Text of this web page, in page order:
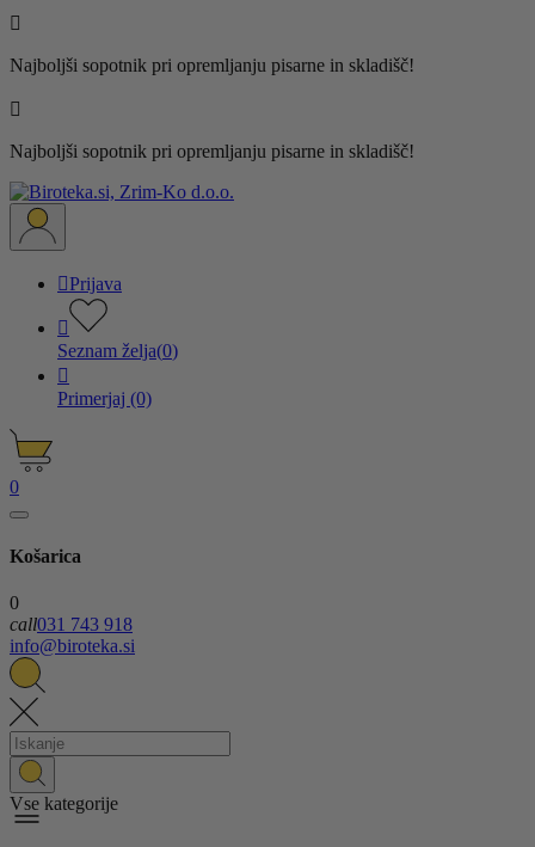

Najboljši sopotnik pri opremljanju pisarne in skladišč!

Najboljši sopotnik pri opremljanju pisarne in skladišč!
Prijava

Seznam želja(0)

Primerjaj (0)
0
Košarica
0
call031 743 918
info@biroteka.si
Vse kategorije